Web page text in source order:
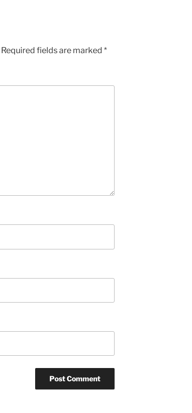
Required fields are marked *